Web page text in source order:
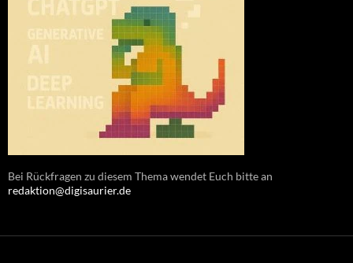
Bei Rückfragen zu diesem Thema wendet Euch bitte an
redaktion@digisaurier.de